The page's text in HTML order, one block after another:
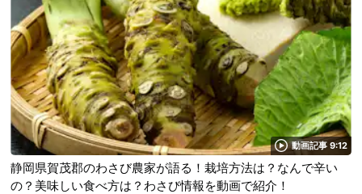
動画記事 9:12
静岡県賀茂郡のわさび農家が語る！栽培方法は？なんで辛い
の？美味しい食べ方は？わさび情報を動画で紹介！